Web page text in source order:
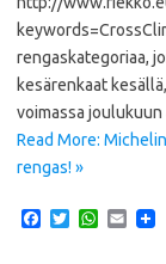
rengaskategoriaa,
kesärenkaat
voimassa
Read More:
rengas! »
T
W
E